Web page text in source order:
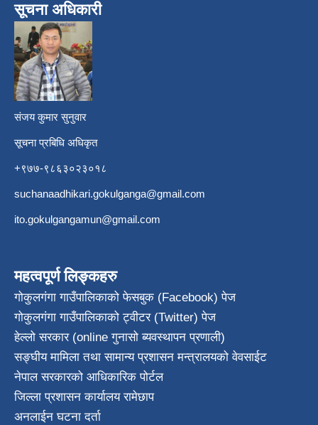
सूचना अधिकारी
संजय कुमार सुनुवार
सूचना प्रबिधि अधिकृत
+९७७-९८६३०२३०१८
suchanaadhikari.gokulganga@gmail.com
ito.gokulgangamun@gmail.com
महत्वपूर्ण लिङ्कहरु
गोकुलगंगा गाउँपालिकाको फेसबुक (Facebook) पेज
गोकुलगंगा गाउँपालिकाको ट्वीटर (Twitter) पेज
हेल्लो सरकार (online गुनासो ब्यवस्थापन प्रणाली)
सङ्घीय मामिला तथा सामान्य प्रशासन मन्त्रालयको वेवसाईट
नेपाल सरकारको आधिकारिक पोर्टल
जिल्ला प्रशासन कार्यालय रामेछाप
अनलाईन घटना दर्ता